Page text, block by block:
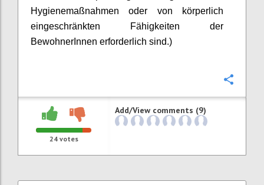
Hygienemaßnahmen oder von körperlich
eingeschränkten Fähigkeiten der
BewohnerInnen erforderlich sind.)
24votes
Add/View comments (9)